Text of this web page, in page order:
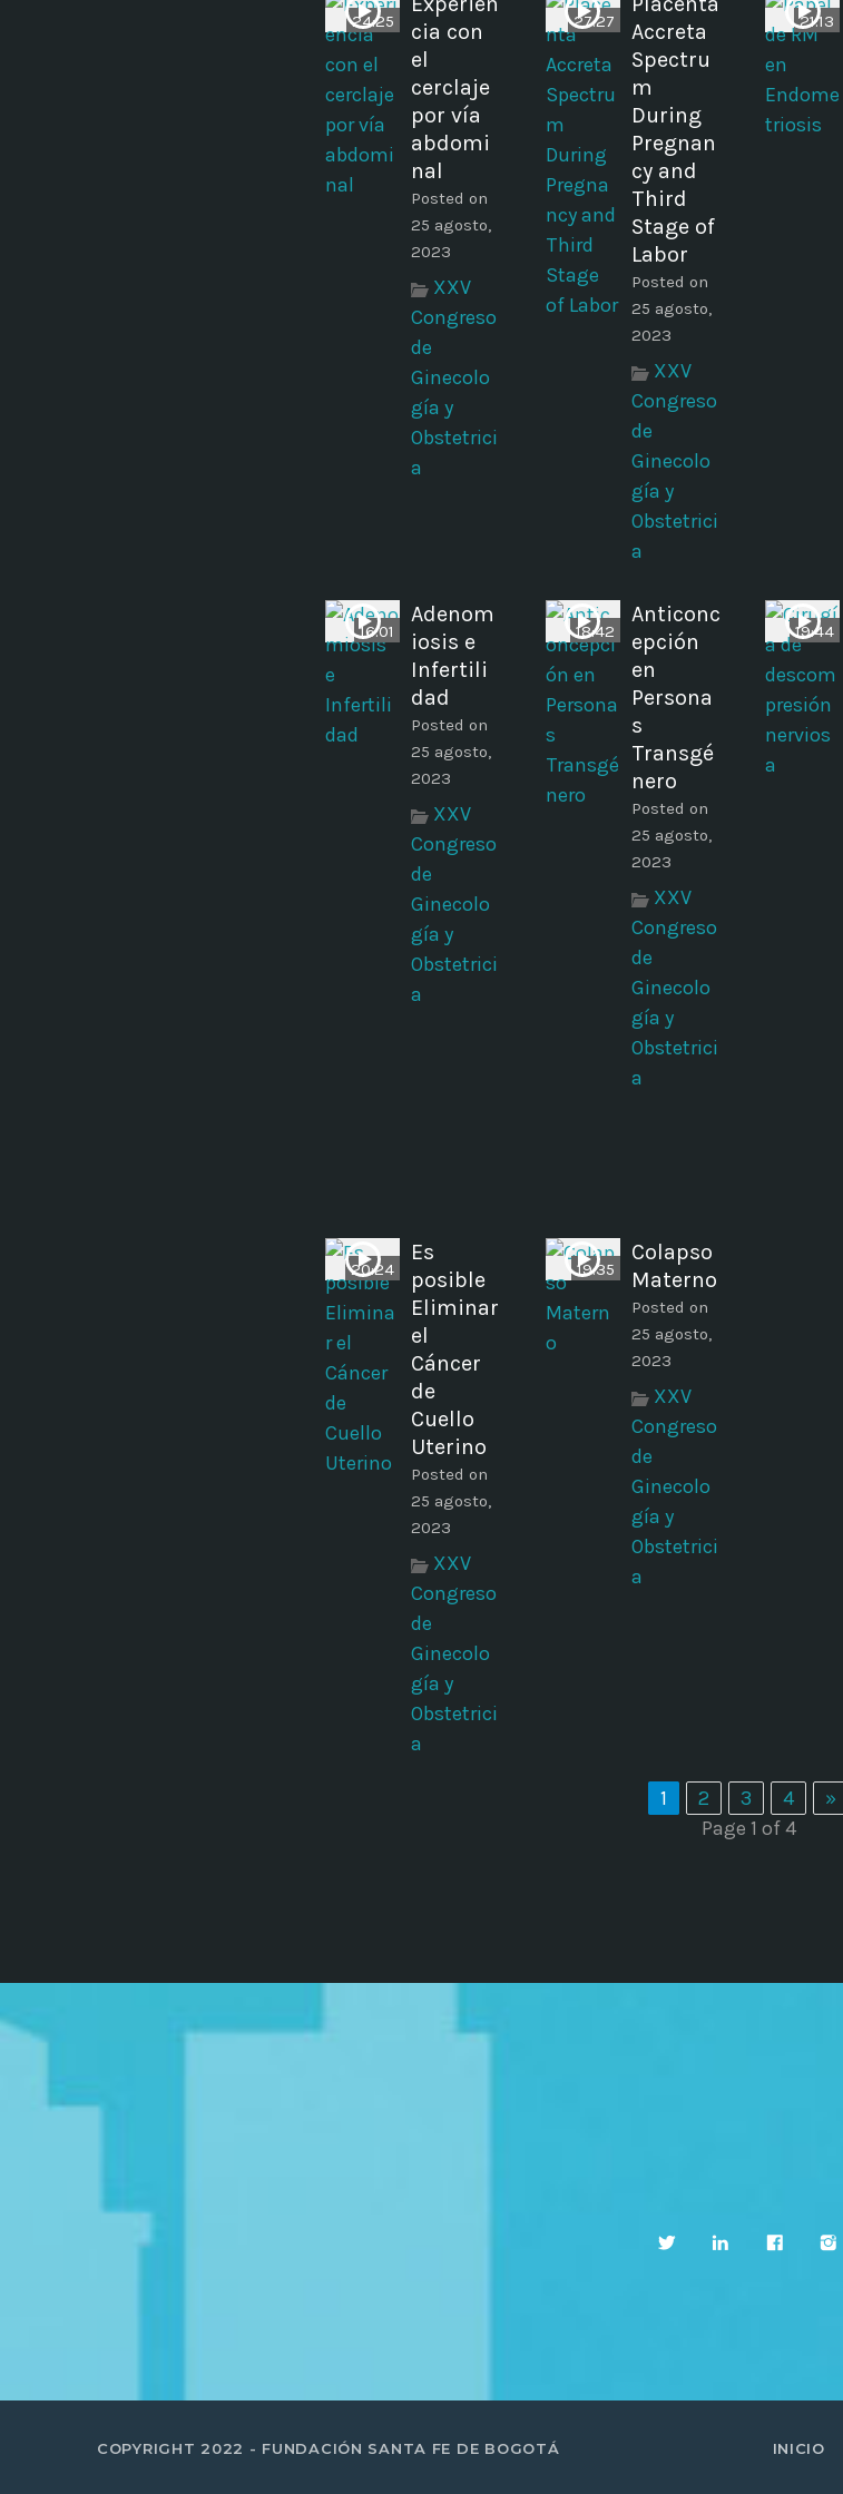
24:25
cia con
el
cerclaje
por vía
abdomi
nal
Posted on
25 agosto,
2023
XXV
Congreso
de
Ginecolo
gía y
Obstetrici
a
27:27
Accreta
Spectru
m
During
Pregnan
cy and
Third
Stage of
Labor
Posted on
25 agosto,
2023
XXV
Congreso
de
Ginecolo
gía y
Obstetrici
a
21:13
16:01
Adenom
iosis e
Infertili
dad
Posted on
25 agosto,
2023
XXV
Congreso
de
Ginecolo
gía y
Obstetrici
a
18:42
Anticonc
epción
en
Persona
s
Transgé
nero
Posted on
25 agosto,
2023
XXV
Congreso
de
Ginecolo
gía y
Obstetrici
a
19:44
20:24
Es
posible
Eliminar
el
Cáncer
de
Cuello
Uterino
Posted on
25 agosto,
2023
XXV
Congreso
de
Ginecolo
gía y
Obstetrici
a
19:35
Colapso
Materno
Posted on
25 agosto,
2023
XXV
Congreso
de
Ginecolo
gía y
Obstetrici
a
1 2 3 4
»
Page 1 of 4
COPYRIGHT 2022 - FUNDACIÓN SANTA FE DE BOGOTÁ INICIO